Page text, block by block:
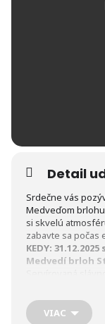
Detail
Srdečne vás
Medveďom brlohu
si skvelú
zabavte sa
KEDY:
Medvedí brloh
Predpolnočný
privítanie nového
VIAC